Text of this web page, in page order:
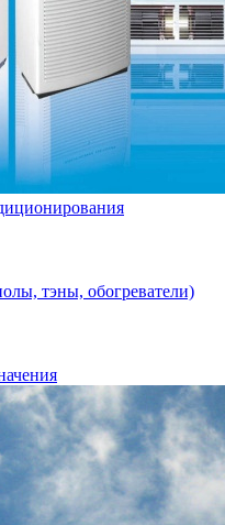
тэны, обогреватели)